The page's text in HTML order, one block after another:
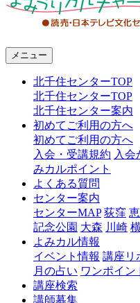
メニュー
北千住センターTOP
北千住センターTOP
北千住センター案内
初めてご利用の方へ
初めてご利用の方へ
入会・受講規約 入会
みカルポイント
よくある質問
センター案内
センターMAP 荻窪
記念公園 大森 川崎
よみカル情報
イベント情報 講座リ
月の占い ワンポイン
講座検索
講師募集